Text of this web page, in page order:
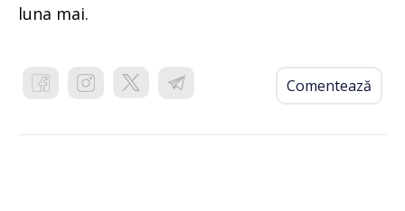
luna mai.
Comentează